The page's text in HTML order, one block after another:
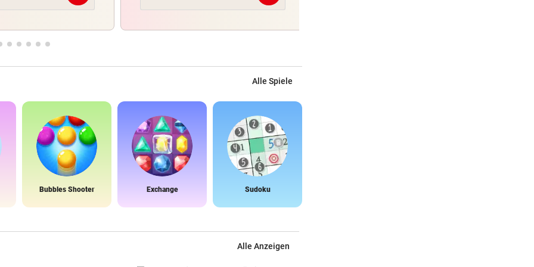
Alle Spiele
Bubbles Shooter Exchange Sudoku
Alle Anzeigen